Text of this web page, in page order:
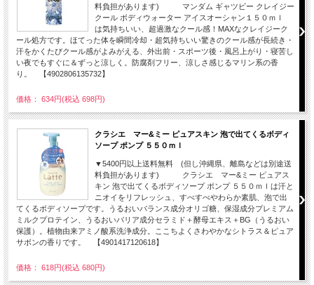
料負担があります) マンダム ギャツビー クレイジー
クール ボディウォーター アイスオーシャン１５０ｍｌ
は気持ちいい、超過激なクール感！MAXなクレイジーク
ール処方です。ほてった体を瞬間冷却・超気持ちいい驚きのクール感が長続き・
汗をかくたびクール感がよみがえる、外出前・スポーツ後・風呂上がり・寝苦し
い夜でもすぐに＆ずっと涼しく。防腐剤フリー、涼しさ感じるマリン系の香
り。 【4902806135732】
価格： 634円(税込 698円)
クラシエ マー&ミー ピュアスキン 泡で出てくるボディ
ソープ ポンプ ５５０ｍｌ
▼5400円以上送料無料 (但し沖縄県、離島などは別途送
料負担があります) クラシエ マー&ミー ピュアス
キン 泡で出てくるボディソープ ポンプ ５５０ｍｌは汗と
ニオイをリフレッシュ、すべすべやわらか素肌、泡で出
てくるボディソープです。うるおいバランス成分オリゴ糖、保湿成分プレミアム
ミルクプロテイン、うるおいバリア成分セラミド＋酵母エキス＋BG（うるおい
保護）。植物由来アミノ酸系洗浄成分。ここちよくさわやかなシトラス＆ピュア
サボンの香りです。 【4901417120618】
価格： 618円(税込 680円)